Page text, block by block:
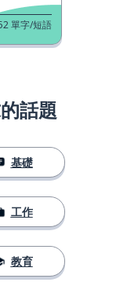
單字/短語
話題
基礎
工作
教育